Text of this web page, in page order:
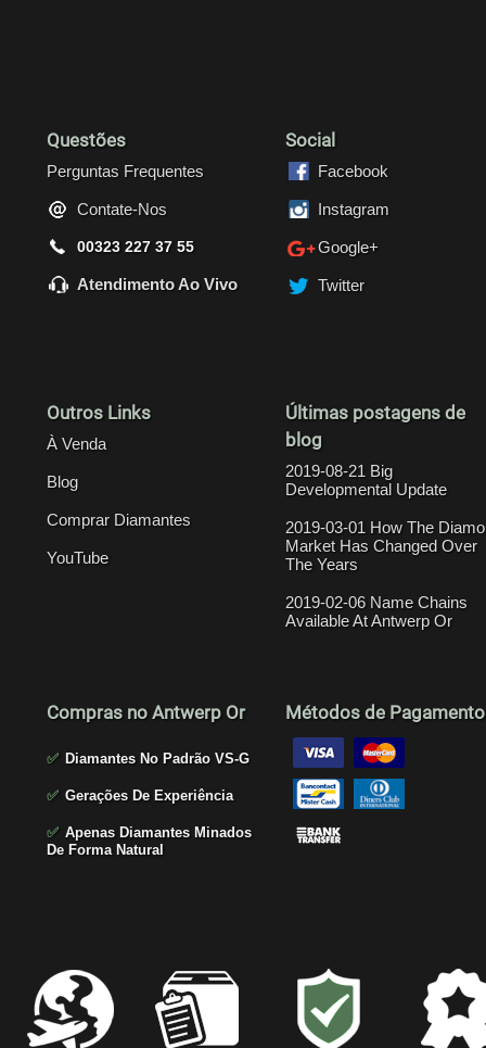
Questões
Perguntas Frequentes
Contate-Nos
00323 227 37 55
Atendimento Ao Vivo
Social
Facebook
Instagram
Google+
Twitter
Outros Links
À Venda
Blog
Comprar Diamantes
YouTube
Últimas postagens de
blog
2019-08-21 Big
Developmental Update
2019-03-01 How The
Market Has Changed Over
The Years
2019-02-06 Name Chains
Available At Antwerp Or
Compras no Antwerp Or
✅ Diamantes No Padrão VS-G
✅ Gerações De Experiência
✅ Apenas Diamantes Minados
De Forma Natural
Métodos de Pagamento